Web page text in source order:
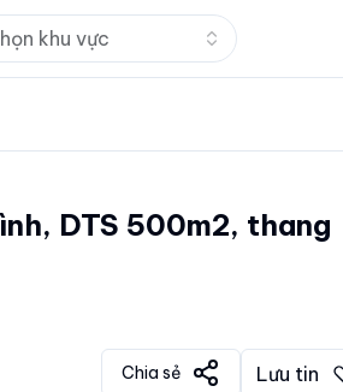
khu vực Nhấn để
DTS 500m2, thang
Chia sẻ Lưu tin